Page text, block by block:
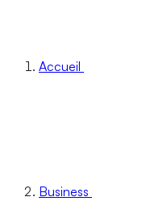
Accueil
Business